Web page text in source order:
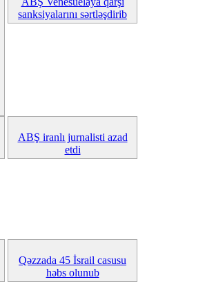
sanksiyalarını sərtləşdirib
ABŞ iranlı jurnalisti azad
etdi
Qəzzada 45 İsrail casusu
həbs olunub